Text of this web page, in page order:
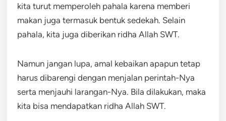
kita turut memperoleh pahala karena memberi
makan juga termasuk bentuk sedekah. Selain
pahala, kita juga diberikan ridha Allah SWT.
Namun jangan lupa, amal kebaikan apapun tetap
harus dibarengi dengan menjalan perintah-Nya
serta menjauhi larangan-Nya. Bila dilakukan, maka
kita bisa mendapatkan ridha Allah SWT.